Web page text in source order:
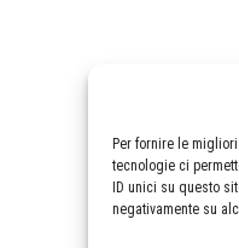
Per fornire le
tecnologie ci
ID unici su questo
negativamente su